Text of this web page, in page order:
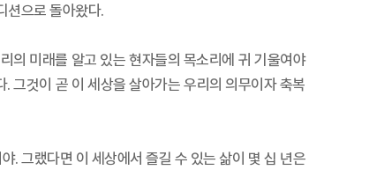
션으로 돌아왔다.
의 미래를 알고 있는 현자들의 목소리에 귀 기울여야
그것이 곧 이 세상을 살아가는 우리의 의무이자 축복
. 그랬다면 이 세상에서 즐길 수 있는 삶이 몇 십 년은